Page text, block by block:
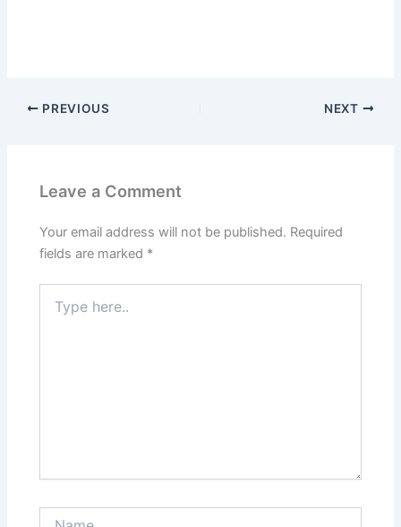
PREVIOUS NEXT
Leave a Comment
Your email address will not be published. Required
fields are marked *
here..